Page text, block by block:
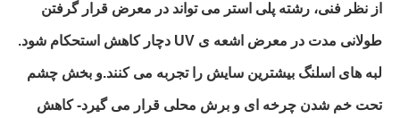
از نظر فنی، رشته پلی استر می تواند در معرض قرار گرفتن
طولانی مدت در معرض اشعه ی UV دچار کاهش استحکام شود.
لبه های اسلنگ بیشترین سایش را تجربه می کنند.و بخش چشم
تحت خم شدن چرخه ای و برش محلی قرار می گیرد- کاهش